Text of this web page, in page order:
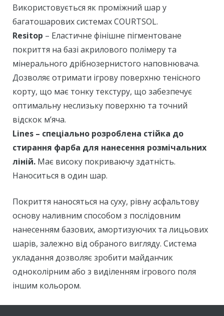
Використовується як проміжний шар у
багатошарових системах COURTSOL.
Resitop – Еластичне фінішне пігментоване
покриття на базі акрилового полімеру та
мінерального дрібнозернистого наповнювача.
Дозволяє отримати ігрову поверхню тенісного
корту, що має тонку текстуру, що забезпечує
оптимальну неслизьку поверхню та точний
відскок м’яча.
Lines – спеціально розроблена стійка до
стирання фарба для нанесення розмічальних
ліній. Має високу покриваючу здатність.
Наноситься в один шар.
Покриття наносяться на суху, рівну асфальтову
основу наливним способом з послідовним
нанесенням базових, амортизуючих та лицьових
шарів, залежно від обраного вигляду. Система
укладання дозволяє зробити майданчик
одноколірним або з виділенням ігрового поля
іншим кольором.